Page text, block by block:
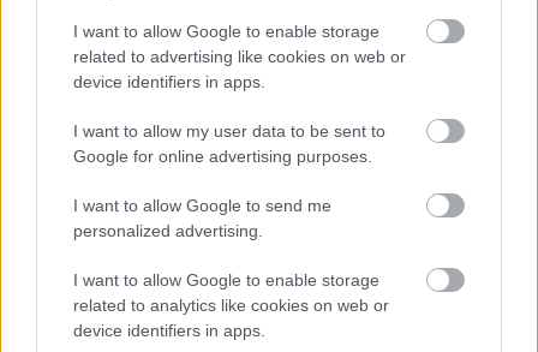
I want to allow Google to enable storage
related to advertising like cookies on web or
device identifiers in apps.
I want to allow my user data to be sent to
Google for online advertising purposes.
I want to allow Google to send me
personalized advertising.
I want to allow Google to enable storage
related to analytics like cookies on web or
device identifiers in apps.
„…ami szépség nélkül…”
2020. április 09.